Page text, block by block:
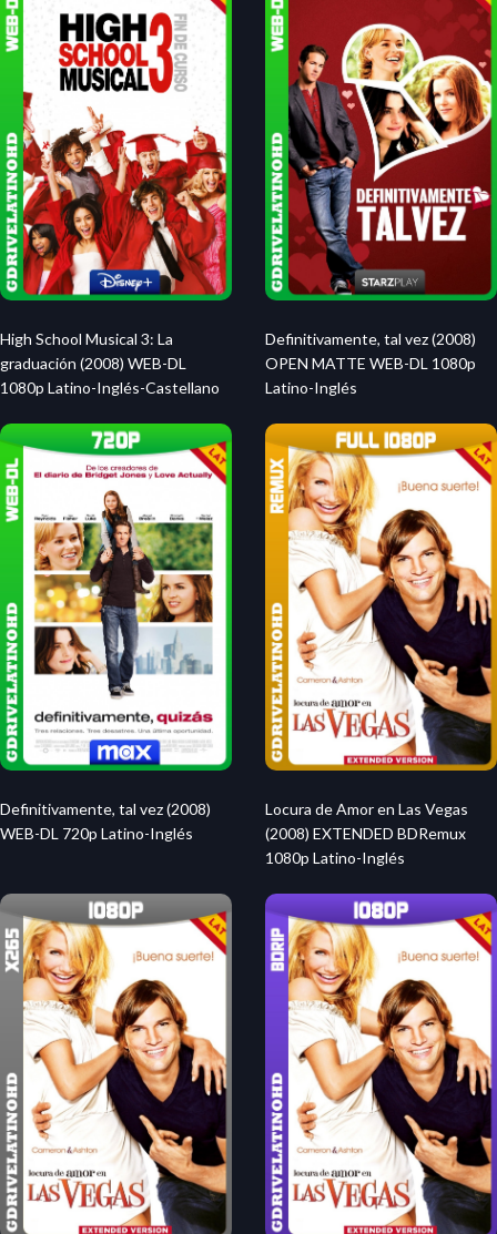
High School Musical 3: La
graduación (2008) WEB-DL
1080p Latino-Inglés-Castellano
Definitivamente, tal vez (2008)
OPEN MATTE WEB-DL 1080p
Latino-Inglés
Definitivamente, tal vez (2008)
WEB-DL 720p Latino-Inglés
Locura de Amor en Las Vegas
(2008) EXTENDED BDRemux
1080p Latino-Inglés